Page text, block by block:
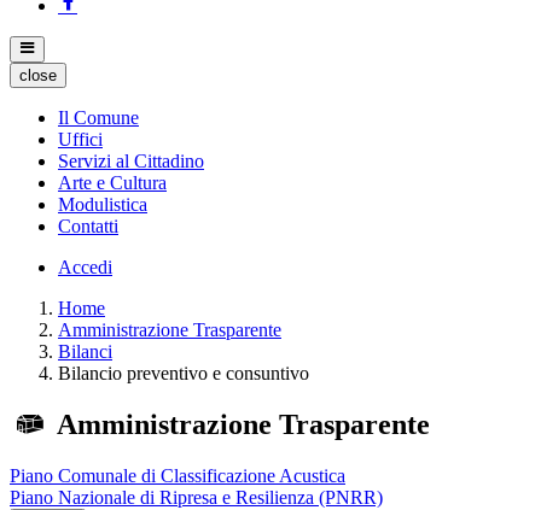
close
Il Comune
Uffici
Servizi al Cittadino
Arte e Cultura
Modulistica
Contatti
Accedi
Home
Amministrazione Trasparente
Bilanci
Bilancio preventivo e consuntivo
Amministrazione Trasparente
Piano Comunale di Classificazione Acustica
Piano Nazionale di Ripresa e Resilienza (PNRR)